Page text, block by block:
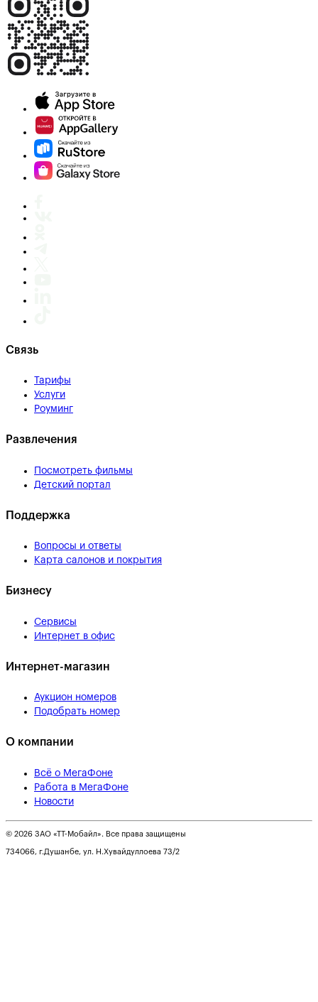
Связь
Тарифы
Услуги
Роуминг
Развлечения
Посмотреть фильмы
Детский портал
Поддержка
Вопросы и ответы
Карта салонов и покрытия
Бизнесу
Сервисы
Интернет в офис
Интернет-магазин
Аукцион номеров
Подобрать номер
О компании
Всё о МегаФоне
Работа в МегаФоне
Новости
© 2026 ЗАО «ТТ-Мобайл». Все права защищены
734066, г.Душанбе, ул. Н.Хувайдуллоева 73/2